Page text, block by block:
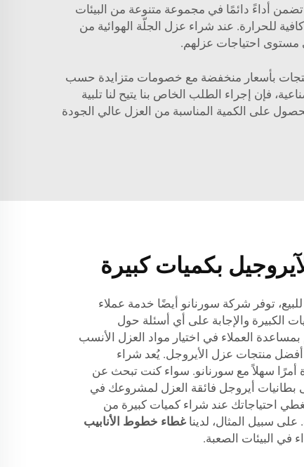
أداءً دائمًا في مجموعة متنوعة من البيئات
للحرارة. عند شراء عزل الجلّة الهوائية من
مستوى احتياجات عزلهم.
بأسعار منخفضة مع خصومات متزايدة حسب
فإن إجراء الطلب الخاص بنا يتيح لنا تلبية
على الكمية المناسبة من العزل عالي الجودة
بكميات كبيرة
توفر شركة سورنانو أيضًا خدمة عملاء
والإجابة على أي أسئلة حول
العملاء في اختيار مواد العزل الأنسب
أفضل منتجات عزل الأيروجل. يُعد شراء
أمرًا سهلاً مع سورنانو. سواء كنت تبحث عن
بطانيات أيروجل فائقة العزل لمشروعك في
احتياجاتك عند شراء كميات كبيرة من
سبيل المثال، لدينا غطاء خطوط الأنابيب
في البيئات الصعبة.